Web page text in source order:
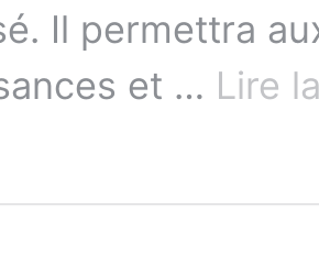
Il permettra
et … Lire